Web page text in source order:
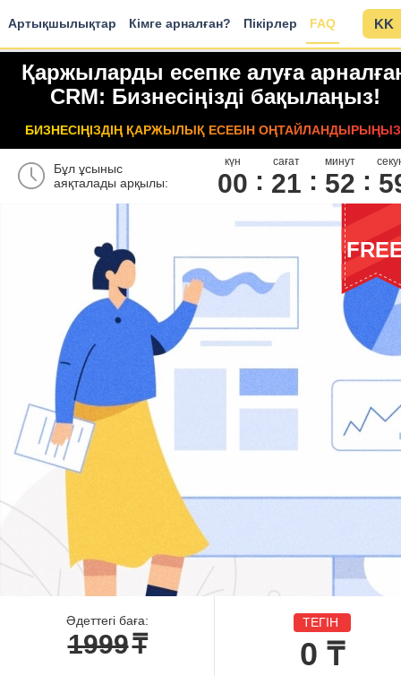
Артықшылықтар Кімге арналған? Пікірлер FAQ KK
Қаржыларды есепке алуға
CRM: Бизнесіңізді бақылаңыз!
БИЗНЕСІҢІЗДІҢ ҚАРЖЫЛЫҚ ЕСЕБІН
Бұл ұсыныс
аяқталады арқылы:
күн
00
сағат
21
минут
52 5
Әдеттегі баға:
1999₸
ТЕГІН
0 ₸